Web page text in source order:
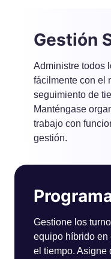
Gestión
Administre todos
fácilmente con el
seguimiento de
Manténgase
trabajo con
gestión.
Gestione los
equipo híbrido en
el tiempo. Asigne